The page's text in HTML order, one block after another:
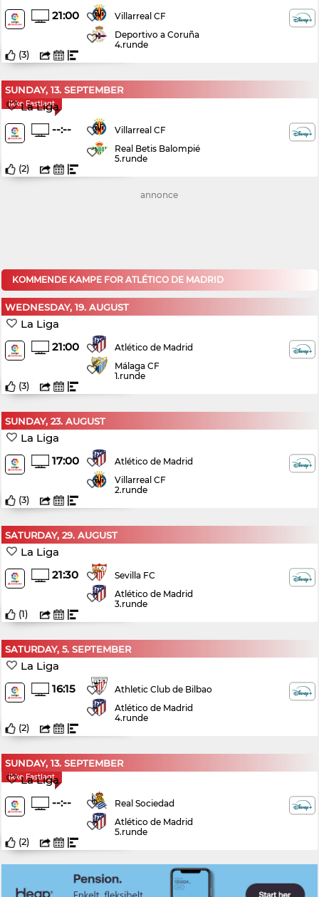
21:00
Villarreal CF
Deportivo a Coruña
4.runde
(3)
SUNDAY, 13. SEPTEMBER
Ikke Fastlagt
La Liga
--:--
Villarreal CF
Real Betis Balompié
5.runde
(2)
annonce
KOMMENDE KAMPE FOR ATLÉTICO DE MADRID
WEDNESDAY, 19. AUGUST
La Liga
21:00
Atlético de Madrid
Málaga CF
1.runde
(3)
SUNDAY, 23. AUGUST
La Liga
17:00
Atlético de Madrid
Villarreal CF
2.runde
(3)
SATURDAY, 29. AUGUST
La Liga
21:30
Sevilla FC
Atlético de Madrid
3.runde
(1)
SATURDAY, 5. SEPTEMBER
La Liga
16:15
Athletic Club de Bilbao
Atlético de Madrid
4.runde
(2)
SUNDAY, 13. SEPTEMBER
Ikke Fastlagt
La Liga
--:--
Real Sociedad
Atlético de Madrid
5.runde
(2)